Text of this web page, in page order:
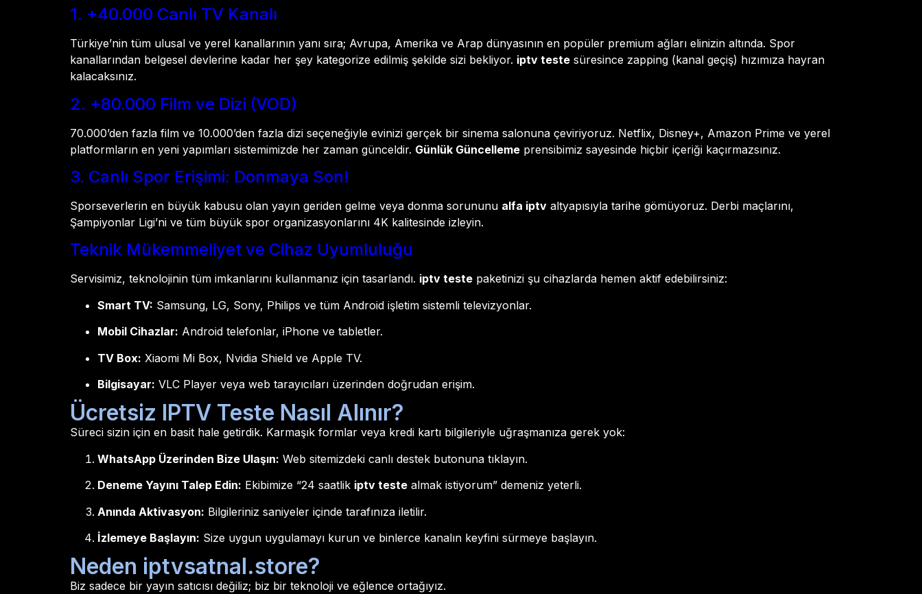
1. +40.000 Canlı TV Kanalı
Türkiye’nin tüm ulusal ve yerel kanallarının yanı sıra; Avrupa, Amerika ve Arap dünyasının en popüler premium ağları elinizin altında. Spor
kanallarından belgesel devlerine kadar her şey kategorize edilmiş şekilde sizi bekliyor. iptv teste süresince zapping (kanal geçiş) hızımıza hayran
kalacaksınız.
2. +80.000 Film ve Dizi (VOD)
70.000’den fazla film ve 10.000’den fazla dizi seçeneğiyle evinizi gerçek bir sinema salonuna çeviriyoruz. Netflix, Disney+, Amazon Prime ve yerel
platformların en yeni yapımları sistemimizde her zaman günceldir. Günlük Güncelleme prensibimiz sayesinde hiçbir içeriği kaçırmazsınız.
3. Canlı Spor Erişimi: Donmaya Son!
Sporseverlerin en büyük kabusu olan yayın geriden gelme veya donma sorununu alfa iptv altyapısıyla tarihe gömüyoruz. Derbi maçlarını,
Şampiyonlar Ligi’ni ve tüm büyük spor organizasyonlarını 4K kalitesinde izleyin.
Teknik Mükemmeliyet ve Cihaz Uyumluluğu
Servisimiz, teknolojinin tüm imkanlarını kullanmanız için tasarlandı. iptv teste paketinizi şu cihazlarda hemen aktif edebilirsiniz:
Smart TV: Samsung, LG, Sony, Philips ve tüm Android işletim sistemli televizyonlar.
Mobil Cihazlar: Android telefonlar, iPhone ve tabletler.
TV Box: Xiaomi Mi Box, Nvidia Shield ve Apple TV.
Bilgisayar: VLC Player veya web tarayıcıları üzerinden doğrudan erişim.
Ücretsiz IPTV Teste Nasıl Alınır?
Süreci sizin için en basit hale getirdik. Karmaşık formlar veya kredi kartı bilgileriyle uğraşmanıza gerek yok:
WhatsApp Üzerinden Bize Ulaşın: Web sitemizdeki canlı destek butonuna tıklayın.
Deneme Yayını Talep Edin: Ekibimize “24 saatlik iptv teste almak istiyorum” demeniz yeterli.
Anında Aktivasyon: Bilgileriniz saniyeler içinde tarafınıza iletilir.
İzlemeye Başlayın: Size uygun uygulamayı kurun ve binlerce kanalın keyfini sürmeye başlayın.
Neden iptvsatnal.store?
Biz sadece bir yayın satıcısı değiliz; biz bir teknoloji ve eğlence ortağıyız.